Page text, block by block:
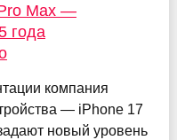
Max —
года
компания
— iPhone 17
новый уровень